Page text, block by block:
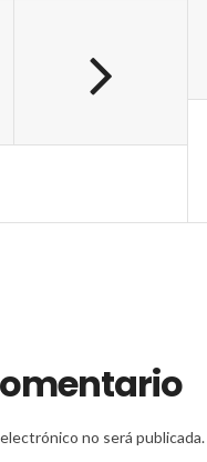
no será publicada.